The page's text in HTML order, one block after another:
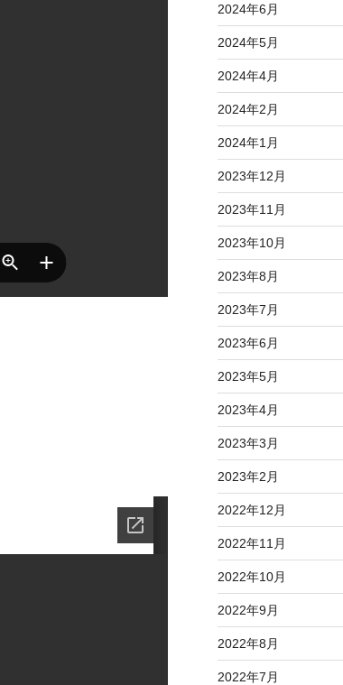
2024年6月
2024年5月
2024年4月
2024年2月
2024年1月
2023年12月
2023年11月
2023年10月
2023年8月
2023年7月
2023年6月
2023年5月
2023年4月
2023年3月
2023年2月
2022年12月
2022年11月
2022年10月
2022年9月
2022年8月
2022年7月